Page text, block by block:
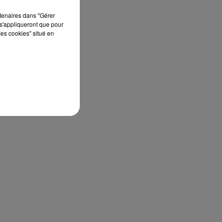
dans "Gérer
que pour
cookies" situé en